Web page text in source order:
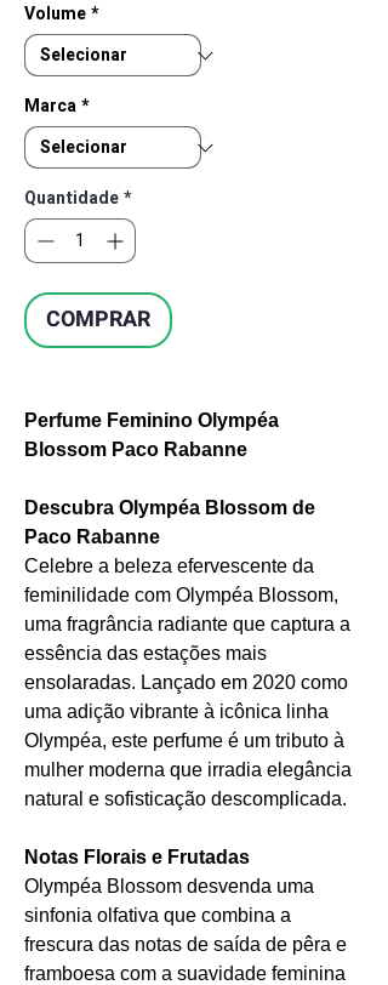
Volume*
Marca*
Quantidade*
COMPRAR
Perfume Feminino Olympéa
Blossom Paco Rabanne
Descubra Olympéa Blossom de
Paco Rabanne
Celebre a beleza efervescente da
feminilidade com Olympéa Blossom,
uma fragrância radiante que captura a
essência das estações mais
ensolaradas. Lançado em 2020 como
uma adição vibrante à icônica linha
Olympéa, este perfume é um tributo à
mulher moderna que irradia elegância
natural e sofisticação descomplicada.
Notas Florais e Frutadas
Olympéa Blossom desvenda uma
sinfonia olfativa que combina a
frescura das notas de saída de pêra e
framboesa com a suavidade feminina